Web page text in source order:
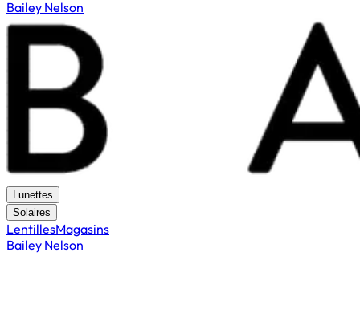
Bailey Nelson
Lunettes
Solaires
LentillesMagasins
Bailey Nelson